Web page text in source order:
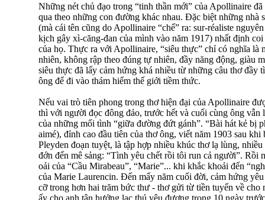
Những nét chủ đạo trong “tinh thần mới” của Apollinaire
qua theo những con đường khác nhau. Đặc biệt những nhà
(mà cái tên cũng do Apollinaire “chế” ra: sur-réaliste
kịch gây xì-căng-đan của mình vào năm 1917) nhất định
của họ. Thực ra với Apollinaire, “siêu thực” chỉ có nghĩa là
nhiên, không rập theo đúng tự nhiên, đầy năng động, giàu
siêu thực đã lấy cảm hứng khá nhiều từ những câu thơ đầy
ông để đi vào thám hiểm thế giới tiềm thức.
Nếu vai trò tiên phong trong thơ hiện đại của Apollinaire
thì với người đọc đông đảo, trước hết và cuối cùng ông vẫn
của những mối tình “giữa đường đứt gánh”. “Bài hát kẻ bị
aimé), đỉnh cao đầu tiên của thơ ông, viết năm 1903 sau
Pleyden đoạn tuyệt, là tập hợp nhiều khúc thơ lạ lùng,
đớn đến mê sảng: “Tình yêu chết rồi tôi run cả người”. Rồi
oải của “Cầu Mirabeau”, “Marie”... khi khắc khoải đến
của Marie Laurencin. Đến mấy năm cuối đời, cảm hứng
cỡ trong hơn hai trăm bức thư - thơ gửi từ tiền tuyến về
ấy cho anh tận hưởng lạc thú yêu đương trong 10 ngày